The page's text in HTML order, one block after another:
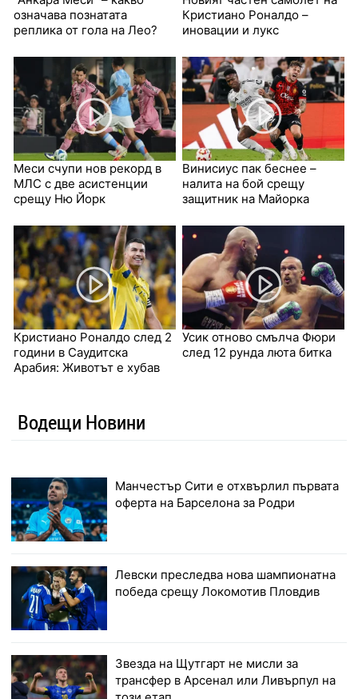
означава познатата
реплика от гола на Лео?
Кристиано Роналдо –
иновации и лукс
Меси счупи нов рекорд в
МЛС с две асистенции
срещу Ню Йорк
Винисиус пак беснее –
налита на бой срещу
защитник на Майорка
Кристиано Роналдо след 2
години в Саудитска
Арабия: Животът е хубав
Усик отново смълча Фюри
след 12 рунда люта битка
Водещи Новини
Манчестър Сити е отхвърлил първата
оферта на Барселона за Родри
Левски преследва нова шампионатна
победа срещу Локомотив Пловдив
Звезда на Щутгарт не мисли за
трансфер в Арсенал или Ливърпул на